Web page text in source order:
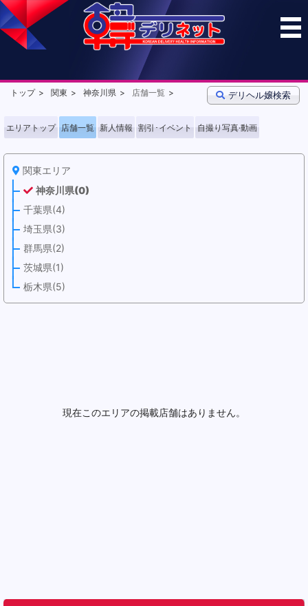
トップ 関東 神奈川県 店舗一覧 デリヘル嬢検索
エリアトップ 店舗一覧 新人情報 割引･イベント 自撮り写真·動画
関東エリア
神奈川県(0)
千葉県(4)
埼玉県(3)
群馬県(2)
茨城県(1)
栃木県(5)
現在このエリアの掲載店舗はありません。